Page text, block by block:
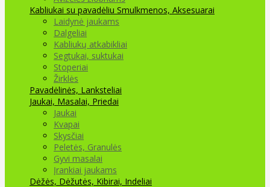
Kabliukai su pavadėliu Smulkmenos, Aksesuarai
Laidynė jaukams
Dalgeliai
Kabliukų atkabikliai
Segtukai, suktukai
Stoperiai
Žirklės
Pavadėlinės, Lanksteliai
Jaukai, Masalai, Priedai
Jaukai
Kvapai
Skysčiai
Peletės, Granulės
Gyvi masalai
Įrankiai jaukams
Dėžės, Dėžutės, Kibirai, Indeliai